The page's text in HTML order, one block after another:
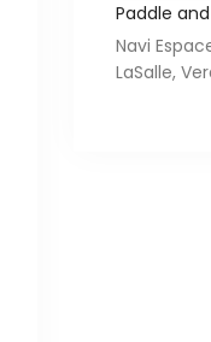
Paddle
Navi
LaSalle,